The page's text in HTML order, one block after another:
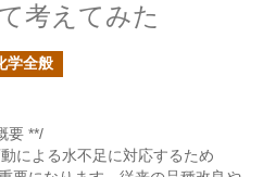
考えてみた
学全般
要 **/
による水不足に対応するため